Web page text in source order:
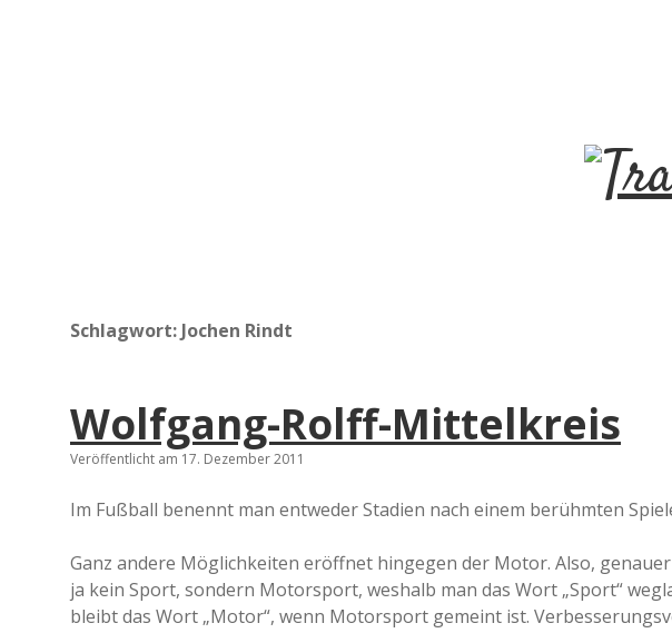
T
n
e
r
Schlagwort: Jochen Rindt
Wolfgang-Rolff-Mittelkreis
Veröffentlicht am 17. Dezember 2011
Im Fußball benennt man entweder Stadien nach einem berühmten
Ganz andere Möglichkeiten eröffnet hingegen der Motor. Also,
ja kein Sport, sondern Motorsport, weshalb man das Wort „Sport“
bleibt das Wort „Motor“, wenn Motorsport gemeint ist.